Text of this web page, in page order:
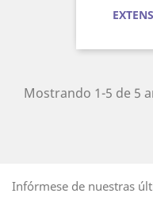
Mostrando 1-5 de 5
Infórmese de nuestras